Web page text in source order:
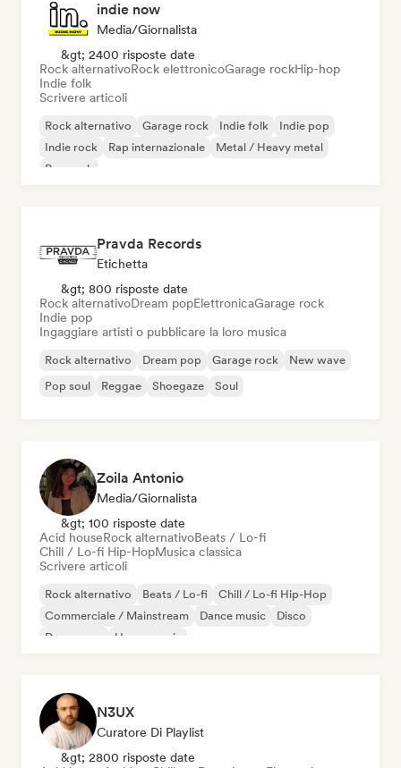
indie now
Media/Giornalista
&gt; 2400 risposte date
Rock alternativoRock elettronicoGarage rockHip-hop
Indie folk
Scrivere articoli
Rock alternativo Garage rock Indie folk
Indie pop
Indie rock
Rap internazionale
Metal / Heavy metal
Pop rock
Pravda Records
Etichetta
&gt; 800 risposte date
Rock alternativoDream popElettronicaGarage rock
Indie pop
Ingaggiare artisti o pubblicare la loro musica
Rock alternativo Dream pop Garage rock
New wave
Pop soul
Reggae Shoegaze Soul
Zoila Antonio
Media/Giornalista
&gt; 100 risposte date
Acid houseRock alternativoBeats / Lo-fi
Chill / Lo-fi Hip-HopMusica classica
Scrivere articoli
Rock alternativo Beats / Lo-fi
Chill / Lo-fi Hip-Hop
Commerciale / Mainstream
Dance music
Disco
Dream pop
House music
N3UX
Curatore Di Playlist
&gt; 2800 risposte date